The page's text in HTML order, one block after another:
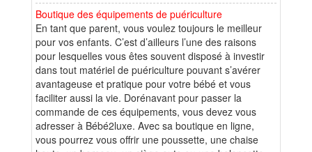
Boutique des équipements de puériculture
En tant que parent, vous voulez toujours le meilleur
pour vos enfants. C’est d’ailleurs l’une des raisons
pour lesquelles vous êtes souvent disposé à investir
dans tout matériel de puériculture pouvant s’avérer
avantageuse et pratique pour votre bébé et vous
faciliter aussi la vie. Dorénavant pour passer la
commande de ces équipements, vous devez vous
adresser à Bébé2luxe. Avec sa boutique en ligne,
vous pourrez vous offrir une poussette, une chaise